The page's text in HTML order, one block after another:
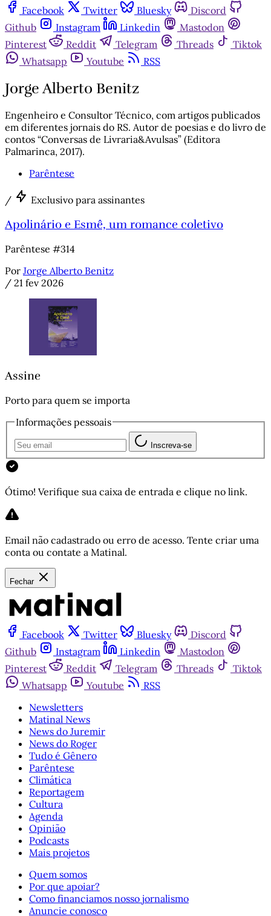
Facebook
Twitter Bluesky
Discord
Github
Instagram Linkedin
Mastodon
Pinterest
Reddit Telegram Threads
Tiktok
Whatsapp
Youtube RSS
Jorge Alberto Benitz
Engenheiro e Consultor Técnico, com artigos publicados
em diferentes jornais do RS. Autor de poesias e do livro de
contos “Conversas de Livraria&Avulsas” (Editora
Palmarinca, 2017).
Parêntese
/ Exclusivo para assinantes
Apolinário e Esmê, um romance coletivo
Parêntese #314
Por Jorge Alberto Benitz
/ 21 fev 2026
Assine
Porto para quem se importa
Informações pessoais
Inscreva-se
Ótimo! Verifique sua caixa de entrada e clique no link.
Email não cadastrado ou erro de acesso. Tente criar uma
conta ou contate a Matinal.
Fechar
Facebook Twitter Bluesky
Discord
Github
Instagram Linkedin
Mastodon
Pinterest
Reddit Telegram Threads
Tiktok
Whatsapp
Youtube
RSS
Newsletters
Matinal News
News do Juremir
News do Roger
Tudo é Gênero
Parêntese
Climática
Reportagem
Cultura
Agenda
Opinião
Podcasts
Mais projetos
Quem somos
Por que apoiar?
Como financiamos nosso jornalismo
Anuncie conosco